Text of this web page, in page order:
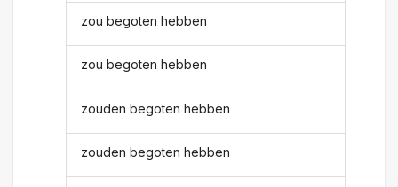
zou begoten hebben
zou begoten hebben
zouden begoten hebben
zouden begoten hebben